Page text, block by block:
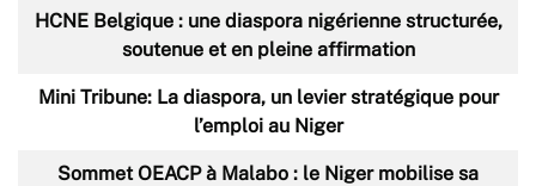
HCNE Belgique : une diaspora nigérienne structurée,
soutenue et en pleine affirmation
Mini Tribune: La diaspora, un levier stratégique pour
l’emploi au Niger
Sommet OEACP à Malabo : le Niger mobilise sa